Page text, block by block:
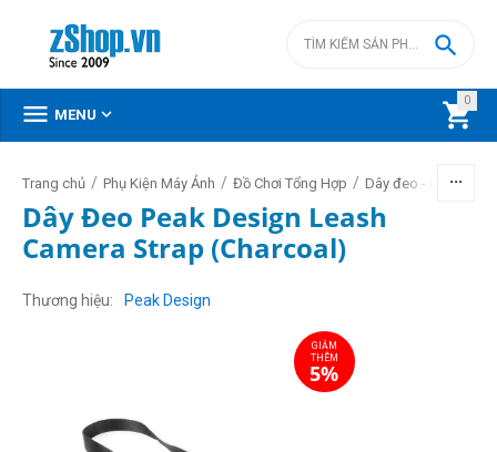
0


 MENU 
Trang chủ / Phụ Kiện Máy Ảnh / Đồ Chơi Tổng Hợp / Dây đeo - Handtrap
Dây Đeo Peak Design Leash
Camera Strap (Charcoal)
Thương hiệu Peak Design